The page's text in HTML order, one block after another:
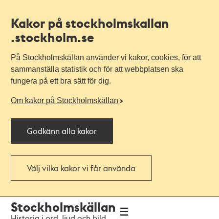
Kakor på stockholmskallan
.stockholm.se
På Stockholmskällan använder vi kakor, cookies, för att
sammanställa statistik och för att webbplatsen ska
fungera på ett bra sätt för dig.
Om kakor på Stockholmskällan
Godkänn alla kakor
Välj vilka kakor vi får använda
navigationen
huvudinnehållet
Stockholmskällan